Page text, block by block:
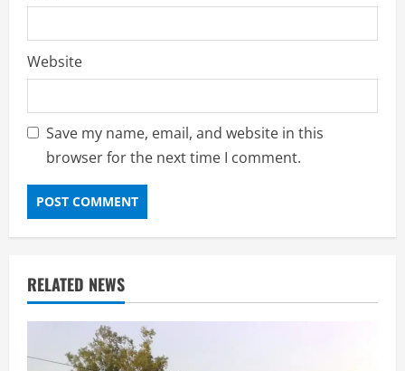
Website
Save my name, email, and website in this
browser for the next time I comment.
RELATED NEWS